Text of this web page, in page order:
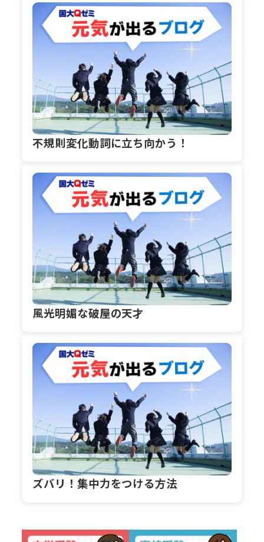
不規則変化動詞に立ち向かう！
風光明媚な破屋の天才
ズバリ！集中力をつける方法